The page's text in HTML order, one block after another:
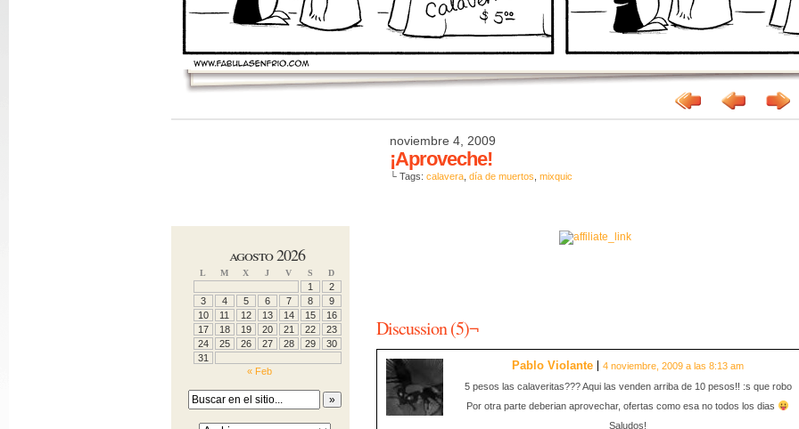
noviembre 4, 2009
¡Aproveche!
└ Tags: calavera día de muertos mixquic
agosto 2026
L M X J V S D
1
2
3
4 5 6 7 8
9
10
11 12 13 14 15
16
17
18 19 20 21 22
23
24
25 26 27 28 29
30
31
« Feb
Discussion (5)¬
Pablo Violante
4 noviembre, 2009 a las 8:13 am
5 pesos las calaveritas??? Aqui las venden arriba de 10 pesos!! :s que robo
Por otra parte deberian aprovechar, ofertas como esa no todos los dias
Saludos!